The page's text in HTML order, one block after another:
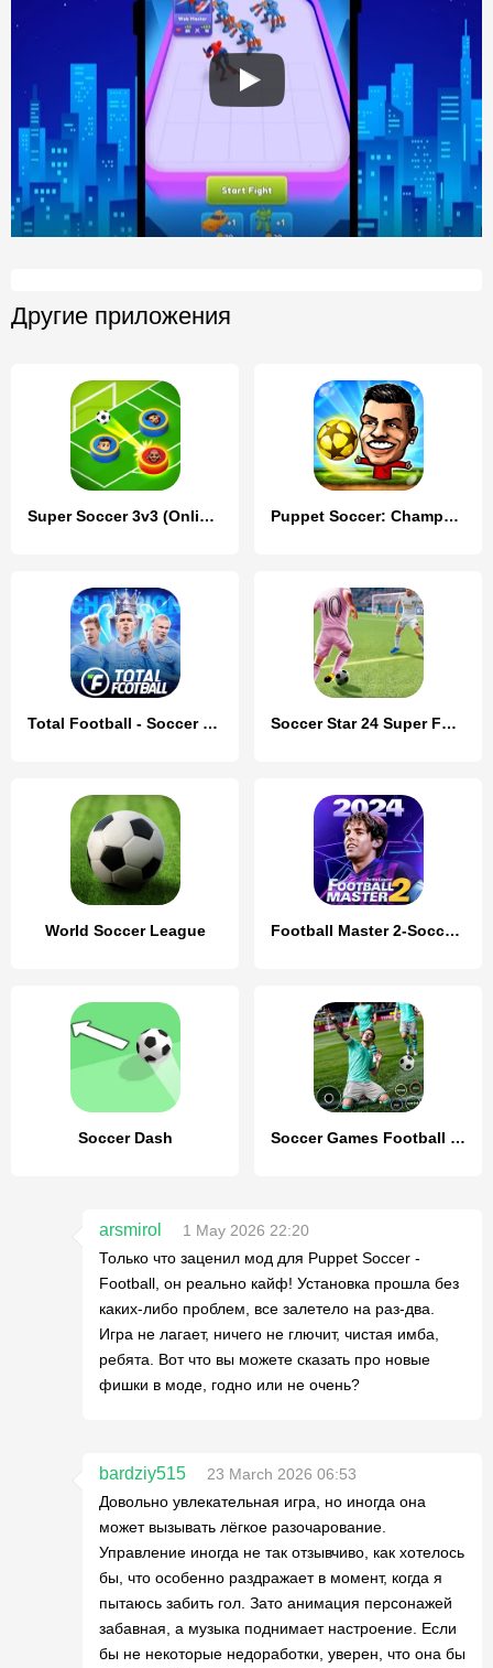
Другие приложения
Super Soccer 3v3 (Online) Puppet Soccer: Champs League
Total Football - Soccer Game Soccer Star 24 Super Football
World Soccer League Football Master 2-Soccer Star
Soccer Dash Soccer Games Football League
arsmirol
1 May 2026 22:20
Только что заценил мод для Puppet Soccer -
Football, он реально кайф! Установка прошла без
каких-либо проблем, все залетело на раз-два.
Игра не лагает, ничего не глючит, чистая имба,
ребята. Вот что вы можете сказать про новые
фишки в моде, годно или не очень?
bardziy515
23 March 2026 06:53
Довольно увлекательная игра, но иногда она
может вызывать лёгкое разочарование.
Управление иногда не так отзывчиво, как хотелось
бы, что особенно раздражает в момент, когда я
пытаюсь забить гол. Зато анимация персонажей
забавная, а музыка поднимает настроение. Если
бы не некоторые недоработки, уверен, что она бы